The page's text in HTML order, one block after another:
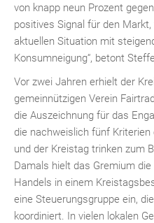
von knapp neun Prozent
positives Signal für den
aktuellen Situation mit
Konsumneigung“, betont
Vor zwei Jahren erhielt der
gemeinnützigen Verein
die Auszeichnung für das
die nachweislich fünf
und der Kreistag trinken zum
Damals hielt das Gremium
Handels in einem
eine Steuerungsgruppe ein,
koordiniert. In vielen lokalen